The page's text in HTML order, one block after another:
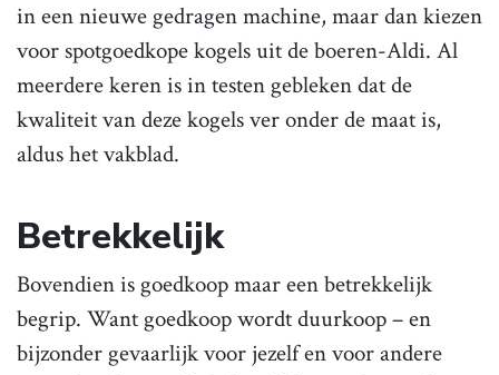
in een nieuwe gedragen machine, maar dan kiezen
voor spotgoedkope kogels uit de boeren-Aldi. Al
meerdere keren is in testen gebleken dat de
kwaliteit van deze kogels ver onder de maat is,
aldus het vakblad.
Betrekkelijk
Bovendien is goedkoop maar een betrekkelijk
begrip. Want goedkoop wordt duurkoop – en
bijzonder gevaarlijk voor jezelf en voor andere